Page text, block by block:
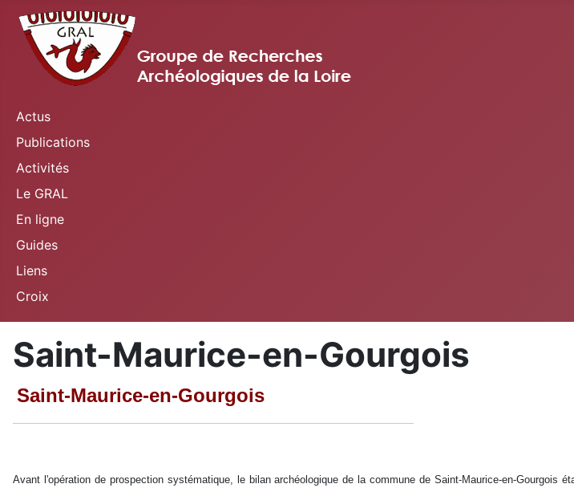
Actus
Publications
Activités
Le GRAL
En ligne
Guides
Liens
Croix
Saint-Maurice-en-Gourgois
Saint-Maurice-en-Gourgois
Avant l'opération de prospection systématique, le bilan archéologique de la commune de Saint-Maurice-en-